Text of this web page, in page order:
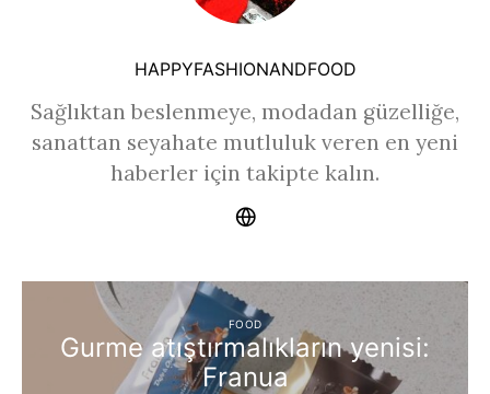
HAPPYFASHIONANDFOOD
Sağlıktan beslenmeye, modadan güzelliğe,
sanattan seyahate mutluluk veren en yeni
haberler için takipte kalın.
FOOD
Gurme atıştırmalıkların yenisi:
Franua